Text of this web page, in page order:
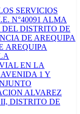
SERVICIOS
N°40091 ALMA
DISTRITO DE
DE AREQUIPA
AREQUIPA
EN LA
1 Y
ALVAREZ
DISTRITO DE